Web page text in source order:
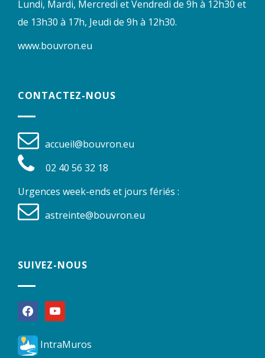
Lundi, Mardi, Mercredi et Vendredi de 9h à 12h30 et
de 13h30 à 17h, Jeudi de 9h à 12h30.
www.bouvron.eu
CONTACTEZ-NOUS
accueil@bouvron.eu
02 40 56 32 18
Urgences week-ends et jours fériés :
astreinte@bouvron.eu
SUIVEZ-NOUS
facebookyoutube
IntraMuros